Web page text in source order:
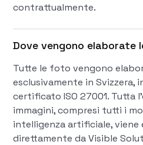
contrattualmente.
Dove vengono elaborate
Tutte le foto vengono
esclusivamente in Svizzera,
certificato ISO 27001. Tutta
immagini, compresi tutti i
intelligenza artificiale,
direttamente da Visible